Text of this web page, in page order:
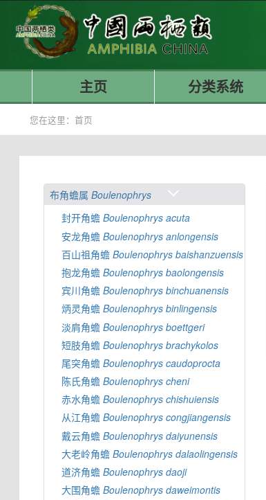
主页 分类系统
您在这里：首页
布角蟾属Boulenophrys
封开角蟾Boulenophrys acuta
安龙角蟾Boulenophrys anlongensis
百山祖角蟾Boulenophrys baishanzuensis
抱龙角蟾Boulenophrys baolongensis
宾川角蟾Boulenophrys binchuanensis
炳灵角蟾Boulenophrys binlingensis
淡肩角蟾Boulenophrys boettgeri
短肢角蟾Boulenophrys brachykolos
尾突角蟾Boulenophrys caudoprocta
陈氏角蟾Boulenophrys cheni
赤水角蟾Boulenophrys chishuiensis
从江角蟾Boulenophrys congjiangensis
戴云角蟾Boulenophrys daiyunensis
大老岭角蟾Boulenophrys dalaolingensis
道济角蟾Boulenophrys daoji
大围角蟾Boulenophrys daweimontis